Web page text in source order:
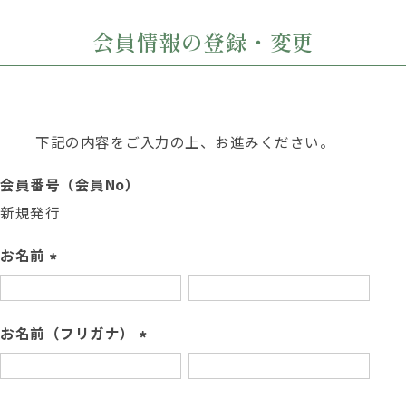
会員情報の登録・変更
下記の内容をご入力の上、お進みください。
会員番号（会員No）
新規発行
お名前
(
必
須
)
お名前（フリガナ）
(
必